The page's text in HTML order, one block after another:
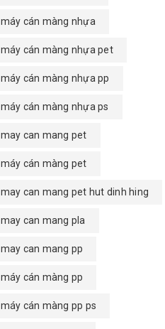
máy cán màng nhựa
máy cán màng nhựa pet
máy cán màng nhựa pp
máy cán màng nhựa ps
may can mang pet
máy cán màng pet
may can mang pet hut dinh hing
may can mang pla
may can mang pp
máy cán màng pp
máy cán màng pp ps